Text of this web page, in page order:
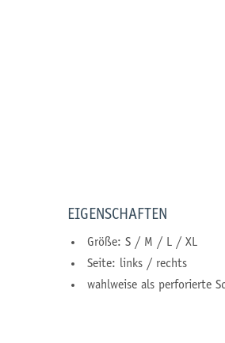
EIGENSCHAFTEN
Größe: S / M / L / XL
Seite: links / rechts
wahlweise als perforierte